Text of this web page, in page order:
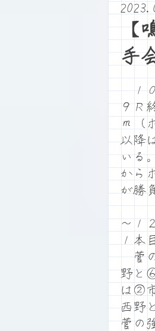
【
手
１
９Ｒ
ｍ（
以降
いる
から
が勝
～１
１
菅の
野と
は②
西野
菅の